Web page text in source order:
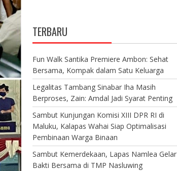
TERBARU
Fun Walk Santika Premiere Ambon: Sehat
Bersama, Kompak dalam Satu Keluarga
Legalitas Tambang Sinabar Iha Masih
Berproses, Zain: Amdal Jadi Syarat Penting
Sambut Kunjungan Komisi XIII DPR RI di
Maluku, Kalapas Wahai Siap Optimalisasi
Pembinaan Warga Binaan
Sambut Kemerdekaan, Lapas Namlea Gelar
Bakti Bersama di TMP Nasluwing